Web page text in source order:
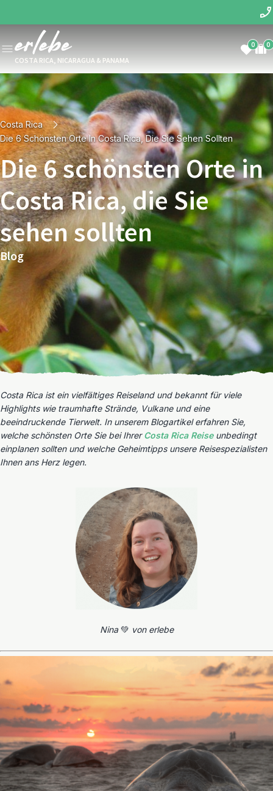
COSTA RICA, NICARAGUA & PANAMA
0 0
Costa Rica
Die 6 Schönsten Orte In Costa Rica, Die Sie Sehen Sollten
Die 6 schönsten Orte in
Costa Rica, die Sie
sehen sollten
Blog
Costa Rica ist ein vielfältiges Reiseland und bekannt für viele
Highlights wie traumhafte Strände, Vulkane und eine
beeindruckende Tierwelt. In unserem Blogartikel erfahren Sie,
welche schönsten Orte Sie bei IhrerCosta Rica Reiseunbedingt
einplanen sollten und welche Geheimtipps unsere Reisespezialisten
Ihnen ans Herz legen.
Nina💚 von erlebe